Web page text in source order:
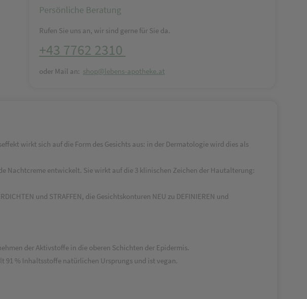
Persönliche Beratung
Rufen Sie uns an, wir sind gerne für Sie da.
+43 7762 2310
oder Mail an: shop@lebens-apotheke.at
wirkt sich auf die Form des Gesichts aus: in der Dermatologie wird dies als
Nachtcreme entwickelt. Sie wirkt auf die 3 klinischen Zeichen der Hautalterung:
und STRAFFEN, die Gesichtskonturen NEU zu DEFINIEREN und
der Aktivstoffe in die oberen Schichten der Epidermis.
91 % Inhaltsstoffe natürlichen Ursprungs und ist vegan.